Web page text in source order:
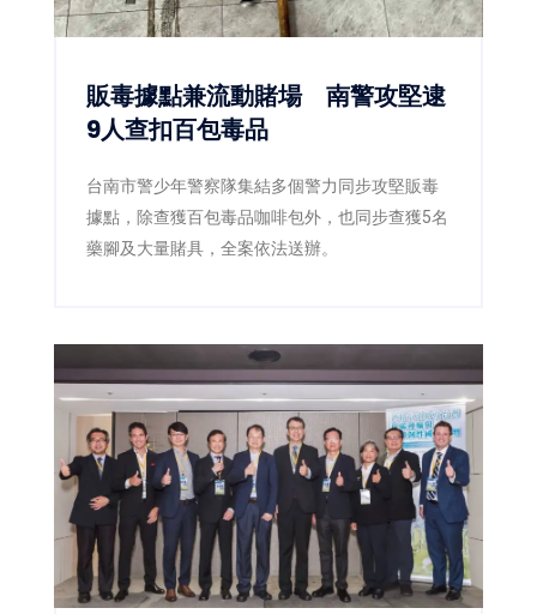
販毒據點兼流動賭場 南警攻堅逮
9人查扣百包毒品
台南市警少年警察隊集結多個警力同步攻堅販毒
據點，除查獲百包毒品咖啡包外，也同步查獲5名
藥腳及大量賭具，全案依法送辦。